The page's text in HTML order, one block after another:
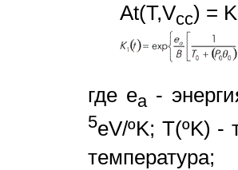
At(T,Vcc) = K
где ea -
5eV/ºK; T(ºK) -